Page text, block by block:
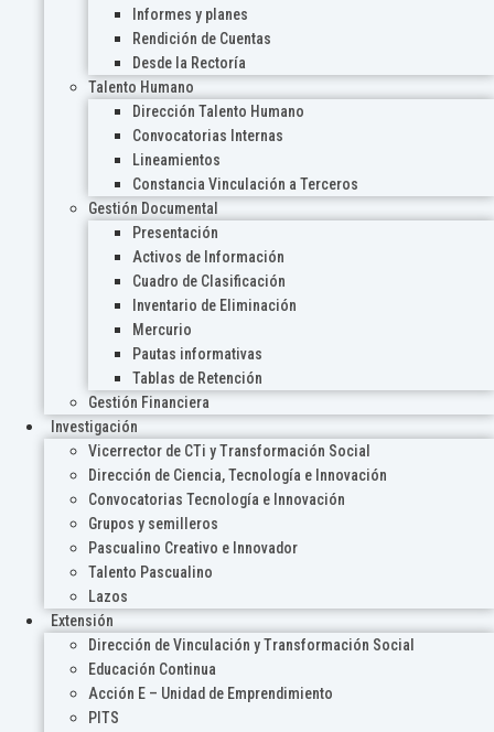
Informes y planes
Rendición de Cuentas
Desde la Rectoría
Talento Humano
Dirección Talento Humano
Convocatorias Internas
Lineamientos
Constancia Vinculación a Terceros
Gestión Documental
Presentación
Activos de Información
Cuadro de Clasificación
Inventario de Eliminación
Mercurio
Pautas informativas
Tablas de Retención
Gestión Financiera
Investigación
Vicerrector de CTi y Transformación Social
Dirección de Ciencia, Tecnología e Innovación
Convocatorias Tecnología e Innovación
Grupos y semilleros
Pascualino Creativo e Innovador
Talento Pascualino
Lazos
Extensión
Dirección de Vinculación y Transformación Social
Educación Continua
Acción E – Unidad de Emprendimiento
PITS